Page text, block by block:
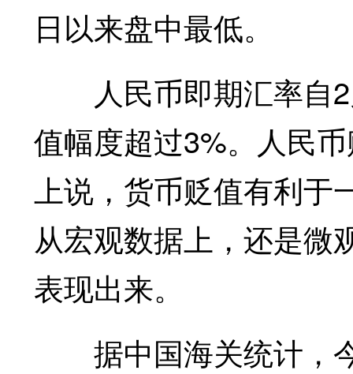
日以来盘中最低。
人民币即期汇率自2
值幅度超过3%。人民
上说，货币贬值有利于
从宏观数据上，还是微
表现出来。
据中国海关统计，